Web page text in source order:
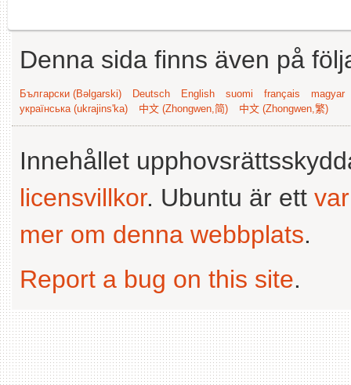
Denna sida finns även på
Български (Bəlgarski) Deutsch English suomi français
magyar
українська (ukrajins'ka)
中文 (Zhongwen,简) 中文 (Zhongwen,繁)
Innehållet
licensvillkor. Ubuntu är ett
mer om denna webbplats.
Report a bug on this site.